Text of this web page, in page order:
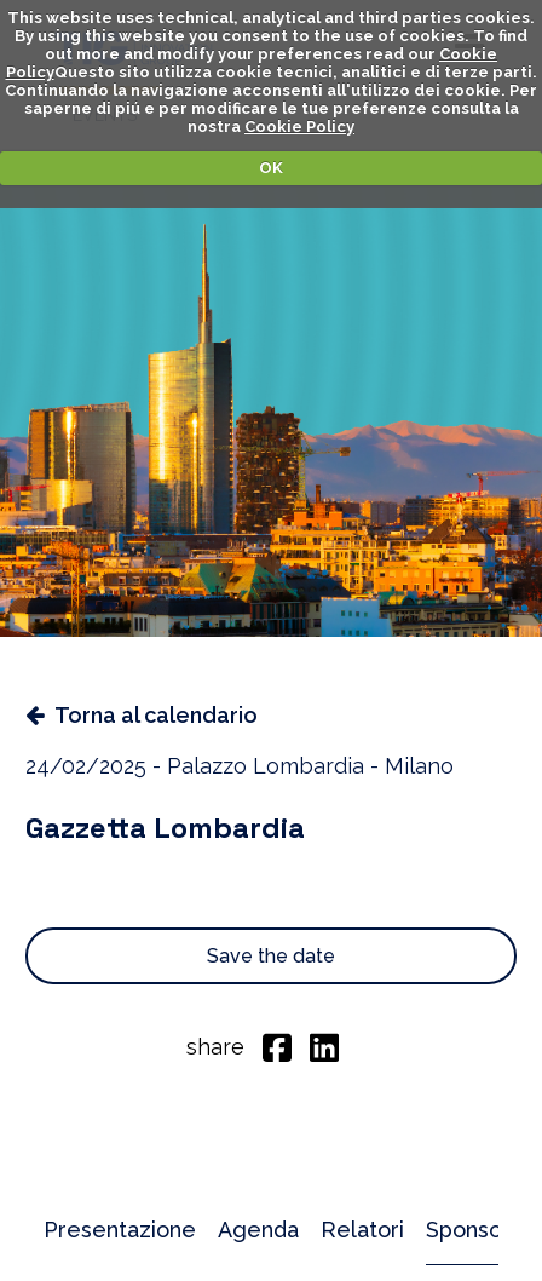
This website uses technical, analytical and third parties cookies.
By using this website you consent to the use of cookies. To find
out more and modify your preferences read our Cookie
PolicyQuesto sito utilizza cookie tecnici, analitici e di terze parti.
Continuando la navigazione acconsenti all'utilizzo dei cookie. Per
saperne di piú e per modificare le tue preferenze consulta la
nostra Cookie Policy
OK
EVENTS
Torna al calendario
24/02/2025 - Palazzo Lombardia - Milano
Gazzetta Lombardia
Save the date
share
Presentazione Agenda Relatori Sponsor